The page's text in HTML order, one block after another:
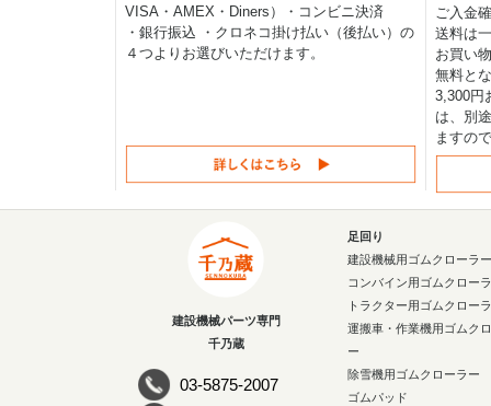
VISA・AMEX・Diners）・コンビニ決済
・銀行振込 ・クロネコ掛け払い（後払い）の
４つよりお選びいただけます。
ご入金
送料は
お買い
無料と
3,300円
は、別
ますの
建設機械パーツ専門
千乃蔵
03-5875-2007
足回り
建設機械用ゴムクローラ
コンバイン用ゴムクロー
トラクター用ゴムクロー
運搬車・作業機用ゴムク
ー
除雪機用ゴムクローラー
ゴムパッド